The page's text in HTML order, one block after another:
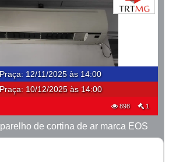
: 12/11/2025 às 14:00
10/12/2025 às 14:00
898 1
de cortina de ar marca EOS